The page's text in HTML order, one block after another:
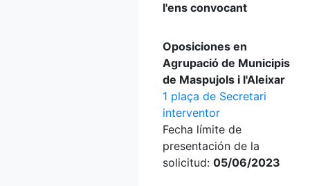
l'ens convocant
Oposiciones en
Agrupació de Municipis
de Maspujols i l'Aleixar
1 plaça de Secretari
interventor
Fecha límite de
presentación de la
solicitud: 05/06/2023